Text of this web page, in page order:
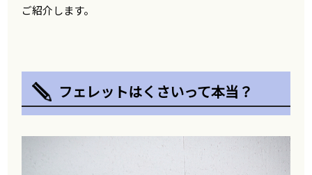
ご紹介します。
フェレットはくさいって本当？